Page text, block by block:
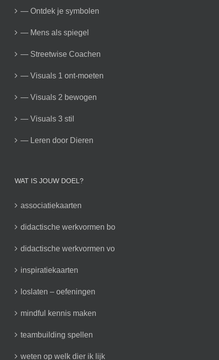
— Ontdek je symbolen
— Mens als spiegel
— Streetwise Coachen
— Visuals 1 ont-moeten
— Visuals 2 bewogen
— Visuals 3 stil
— Leren door Dieren
WAT IS JOUW DOEL?
associatiekaarten
didactische werkvormen bo
didactische werkvormen vo
inspiratiekaarten
loslaten – oefeningen
mindful kennis maken
teambuilding spellen
weten op welk dier ik lijk